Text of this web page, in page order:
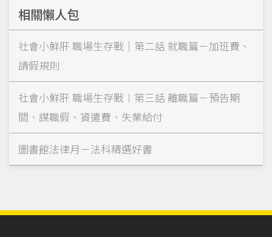
相關懶人包
社會小鮮肝 職場生存戰｜第二話 就職篇－加班費、
請假規則
社會小鮮肝 職場生存戰︱第三話 離職篇－預告期
間、謀職假、資遣費、失業給付
圖書館法律月－法科精選好書